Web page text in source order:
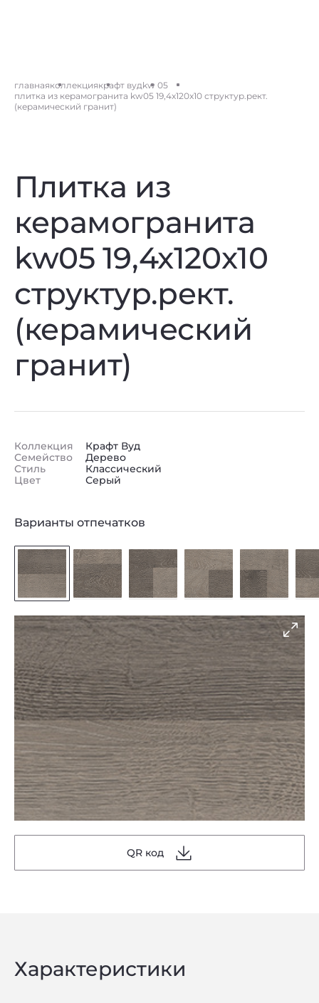
главнаяколлекциякрафт вудkw 05
плитка из керамогранита kw05 19,4x120x10 структур.рект.
(керамический гранит)
Плитка из
керамогранита
kw05 19,4x120x10
структур.рект.
(керамический
гранит)
Коллекция
Семейство
Стиль
Цвет
Крафт Вуд
Дерево
Классический
Серый
Варианты отпечатков
QR код
Характеристики